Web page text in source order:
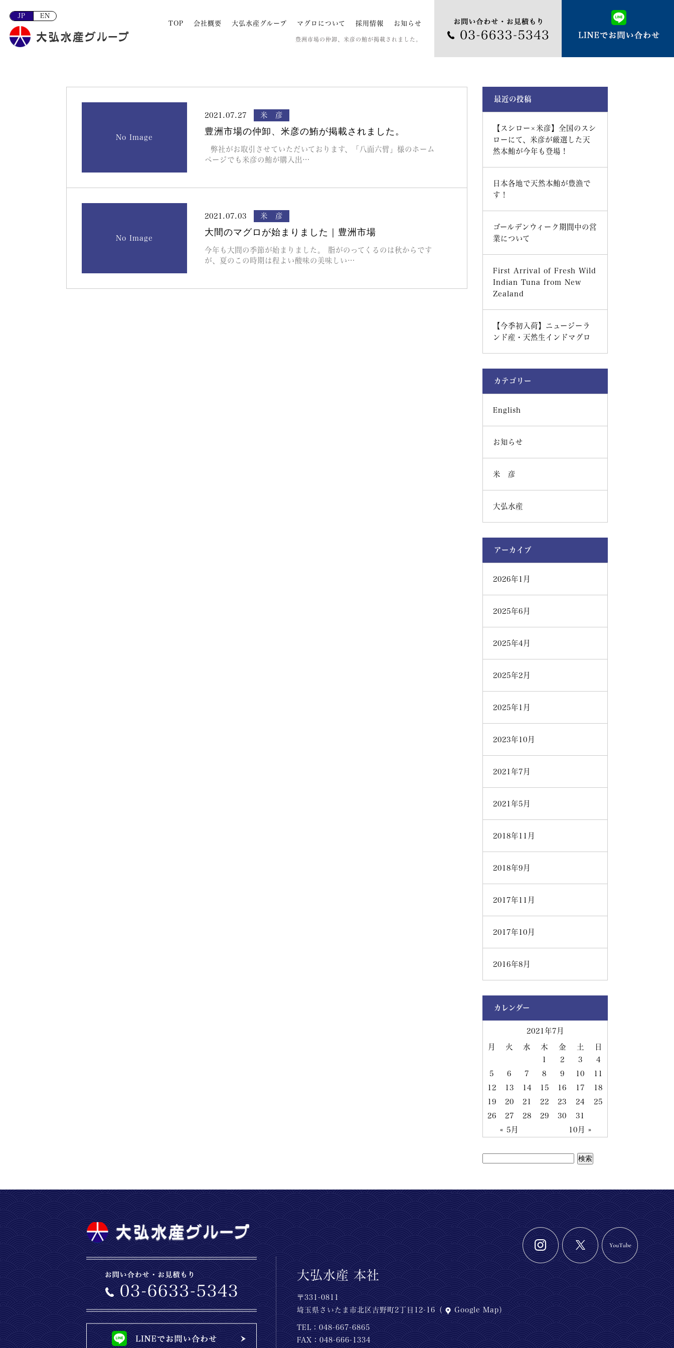
JP
EN
TOP
会社概要 大弘水産グループ マグロについて 採用情報 お知らせ
豊洲市場の仲卸、米彦の鮪が掲載されました。
No Image
2021.07.27 米 彦
豊洲市場の仲卸、米彦の鮪が掲載されました。
弊社がお取引させていただいております、「八面六臂」様のホーム
ページでも米彦の鮪が購入出…
No Image
2021.07.03 米 彦
大間のマグロが始まりました｜豊洲市場
今年も大間の季節が始まりました。 脂がのってくるのは秋からです
が、夏のこの時期は程よい酸味の美味しい…
最近の投稿
【スシロー×米彦】全国のスシ
ローにて、米彦が厳選した天
然本鮪が今年も登場！
日本各地で天然本鮪が豊漁で
す！
ゴールデンウィーク期間中の営
業について
First Arrival of Fresh Wild
Indian Tuna from New
Zealand
【今季初入荷】ニュージーラ
ンド産・天然生インドマグロ
カテゴリー
English
お知らせ
米 彦
大弘水産
アーカイブ
2026年1月
2025年6月
2025年4月
2025年2月
2025年1月
2023年10月
2021年7月
2021年5月
2018年11月
2018年9月
2017年11月
2017年10月
2016年8月
カレンダー
2021年7月
月 火 水 木 金 土 日
« 5月 10月 »
1 2 3
4
5
6 7 8 9 10
11
12
13 14 15 16 17
18
19
20 21 22 23 24
25
26
27 28 29 30 31
大弘水産 本社
〒331-0811
埼玉県さいたま市北区吉野町2丁目12-16（
Google Map）
TEL： 048-667-6865
FAX：048-666-1334